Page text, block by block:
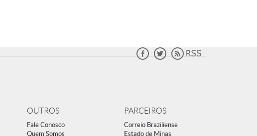
OUTROS
Fale Conosco
Quem Somos
PARCEIROS
Correio Braziliense
Estado de Minas